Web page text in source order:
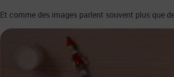
Et comme des images parlent souvent plus que